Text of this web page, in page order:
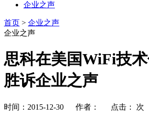
企业之声
首页 > 企业之声
企业之声
思科在美国WiFi技
胜诉企业之声
时间：2015-12-30 作者： 点击： 次